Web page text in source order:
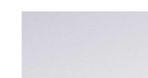
Mariage